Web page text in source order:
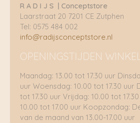
R A D I J S | Conceptstore
Laarstraat 20 7201 CE Zutphen
Tel: 0575 484 002
info@radijsconceptstore.nl
OPENINGSTIJDEN WINKEL
Maandag: 13.00 tot 17.30 uur
uur Woensdag: 10.00 tot 17.30 uur
tot 17.30 uur Vrijdag: 10.00 tot
10.00 tot 17.00 uur Koopzondag:
van de maand van 13.00-17.00 uur